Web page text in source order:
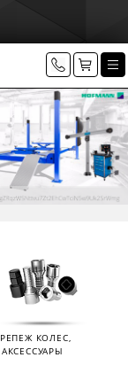
КОЛЕС,
АКСЕССУАРЫ